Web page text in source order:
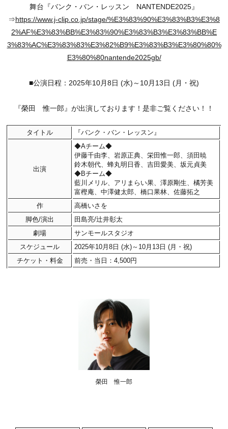
舞台『バンク・バン・レッスン NANTENDE2025』
⇒https://www.j-clip.co.jp/stage/%E3%83%90%E3%83%B3%E3%8
2%AF%E3%83%BB%E3%83%90%E3%83%B3%E3%83%BB%E
3%83%AC%E3%83%83%E3%82%B9%E3%83%B3%E3%80%80%
E3%80%80nantende2025gb/
■公演日程：2025年10月8日 (水)～10月13日 (月・祝)
『榮田 惟一郎』が出演しております！是非ご覧ください！！
タイトル 『バンク・バン・レッスン』
出演
◆Aチーム◆
伊藤千由李、岩原正典、栄田惟一郎、須田暁
鈴木朝代、蜂丸明日香、吉田愛美、坂元貞美
◆Bチーム◆
藍川メリル、アリまらい果、澤原剛生、橘芳美
富樫庵、中澤健太郎、橋口果林、佐藤拓之
作
高橋いさを
脚色/演出
田島亮/辻井彰太
劇場
サンモールスタジオ
スケジュール
2025年10月8日 (水)～10月13日 (月・祝)
チケット・料金
前売・当日：4,500円
榮田 惟一郎